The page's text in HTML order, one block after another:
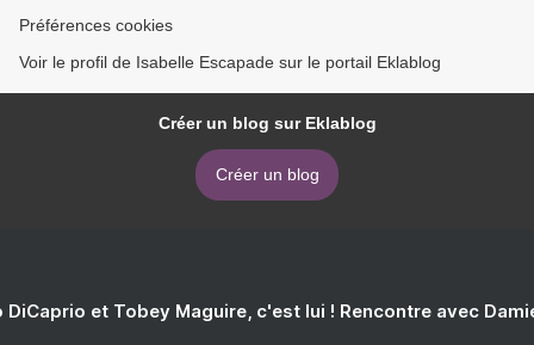
Préférences cookies
Voir le profil de Isabelle Escapade sur le portail Eklablog
Créer un blog sur Eklablog
Créer un blog
DiCaprio et Tobey Maguire, c'est lui ! Rencontre avec